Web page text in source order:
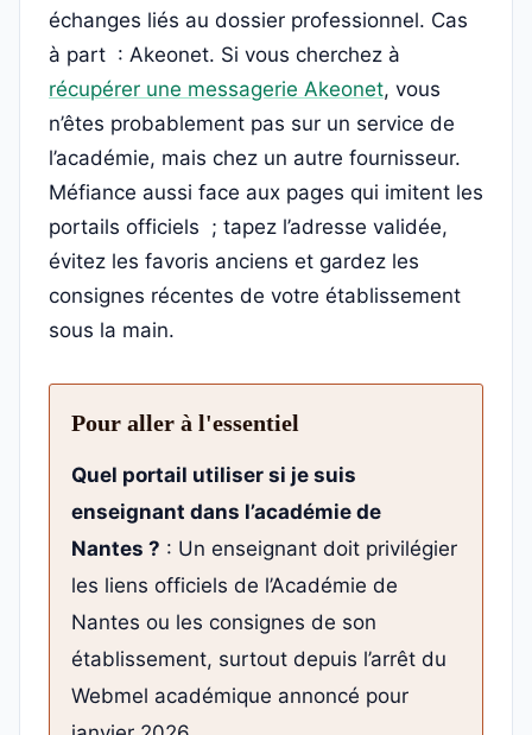
échanges liés au dossier professionnel. Cas
à part : Akeonet. Si vous cherchez à
récupérer une messagerie Akeonet, vous
n’êtes probablement pas sur un service de
l’académie, mais chez un autre fournisseur.
Méfiance aussi face aux pages qui imitent les
portails officiels ; tapez l’adresse validée,
évitez les favoris anciens et gardez les
consignes récentes de votre établissement
sous la main.
Pour aller à l'essentiel
Quel portail utiliser si je suis
enseignant dans l’académie de
Nantes ? : Un enseignant doit privilégier
les liens officiels de l’Académie de
Nantes ou les consignes de son
établissement, surtout depuis l’arrêt du
Webmel académique annoncé pour